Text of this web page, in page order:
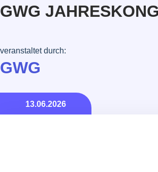
GWG
veranstaltet durch:
GWG
13.06.2026